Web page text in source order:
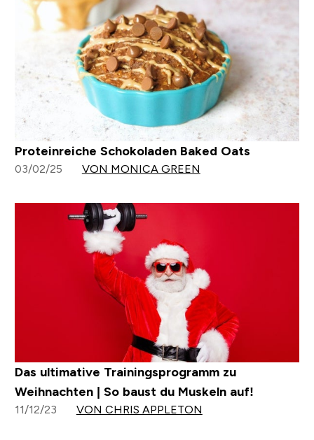
Proteinreiche Schokoladen Baked Oats
03/02/25 VON MONICA GREEN
Das ultimative Trainingsprogramm zu
Weihnachten | So baust du Muskeln auf!
11/12/23 VON CHRIS APPLETON